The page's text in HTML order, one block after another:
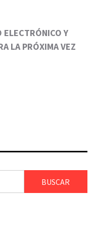
ELECTRÓNICO Y
LA PRÓXIMA VEZ